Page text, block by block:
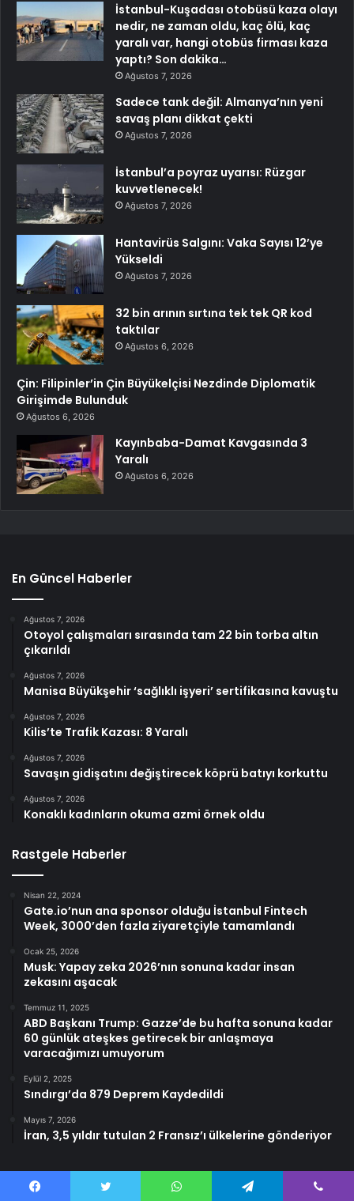
İstanbul-Kuşadası otobüsü kaza olayı
nedir, ne zaman oldu, kaç ölü, kaç
yaralı var, hangi otobüs firması kaza
yaptı? Son dakika…
Ağustos 7, 2026
Sadece tank değil: Almanya’nın yeni
savaş planı dikkat çekti
Ağustos 7, 2026
İstanbul’a poyraz uyarısı: Rüzgar
kuvvetlenecek!
Ağustos 7, 2026
Hantavirüs Salgını: Vaka Sayısı 12’ye
Yükseldi
Ağustos 7, 2026
32 bin arının sırtına tek tek QR kod
taktılar
Ağustos 6, 2026
Çin: Filipinler’in Çin Büyükelçisi Nezdinde Diplomatik
Girişimde Bulunduk
Ağustos 6, 2026
Kayınbaba-Damat Kavgasında 3
Yaralı
Ağustos 6, 2026
En Güncel Haberler
Ağustos 7, 2026
Otoyol çalışmaları sırasında tam 22 bin torba altın
çıkarıldı
Ağustos 7, 2026
Manisa Büyükşehir ‘sağlıklı işyeri’ sertifikasına kavuştu
Ağustos 7, 2026
Kilis’te Trafik Kazası: 8 Yaralı
Ağustos 7, 2026
Savaşın gidişatını değiştirecek köprü batıyı korkuttu
Ağustos 7, 2026
Konaklı kadınların okuma azmi örnek oldu
Rastgele Haberler
Nisan 22, 2024
Gate.io’nun ana sponsor olduğu İstanbul Fintech
Week, 3000’den fazla ziyaretçiyle tamamlandı
Ocak 25, 2026
Musk: Yapay zeka 2026’nın sonuna kadar insan
zekasını aşacak
Temmuz 11, 2025
ABD Başkanı Trump: Gazze’de bu hafta sonuna kadar
60 günlük ateşkes getirecek bir anlaşmaya
varacağımızı umuyorum
Eylül 2, 2025
Sındırgı’da 879 Deprem Kaydedildi
Mayıs 7, 2026
İran, 3,5 yıldır tutulan 2 Fransız’ı ülkelerine gönderiyor